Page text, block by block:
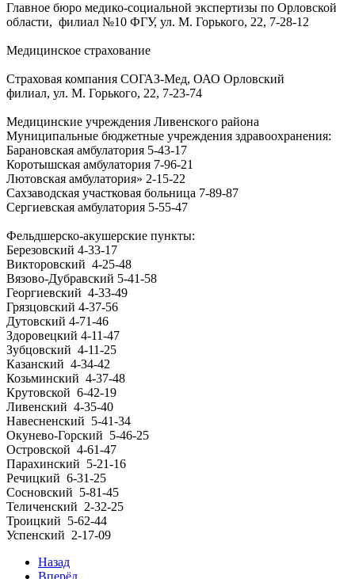
Главное бюро медико-социальной экспертизы по Орловской
области, филиал №10 ФГУ, ул. М. Горького, 22, 7-28-12
Медицинское страхование
Страховая компания СОГАЗ-Мед, ОАО Орловский
филиал, ул. М. Горького, 22, 7-23-74
Медицинские учреждения Ливенского района
Муниципальные бюджетные учреждения здравоохранения:
Барановская амбулатория 5-43-17
Коротышская амбулатория 7-96-21
Лютовская амбулатория» 2-15-22
Сахзаводская участковая больница 7-89-87
Сергиевская амбулатория 5-55-47
Фельдшерско-акушерские пункты:
Березовский 4-33-17
Викторовский 4-25-48
Вязово-Дубравский 5-41-58
Георгиевский 4-33-49
Грязцовский 4-37-56
Дутовский 4-71-46
Здоровецкий 4-11-47
Зубцовский 4-11-25
Казанский 4-34-42
Козьминский 4-37-48
Крутовской 6-42-19
Ливенский 4-35-40
Навесненский 5-41-34
Окунево-Горский 5-46-25
Островской 4-61-47
Парахинский 5-21-16
Речицкий 6-31-25
Сосновский 5-81-45
Теличенский 2-32-25
Троицкий 5-62-44
Успенский 2-17-09
Назад